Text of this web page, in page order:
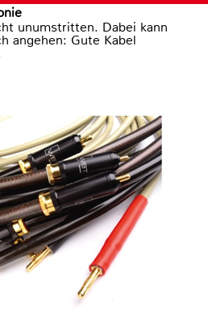
unumstritten. Dabei kann
angehen: Gute Kabel